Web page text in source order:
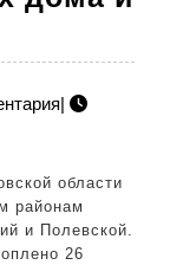
|
области
районам
и Полевской.
26